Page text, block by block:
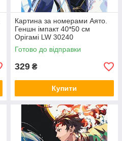
Картина за номерами Аято.
Геншн імпакт 40*50 см
Орігамі LW 30240
Готово до відправки
329 ₴
Купити